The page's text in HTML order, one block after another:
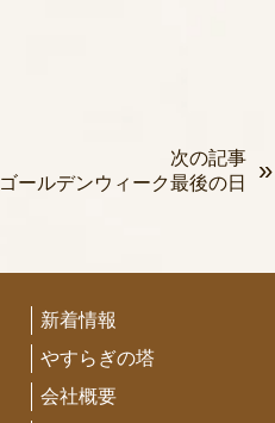
次の記事
ゴールデンウィーク最後の日
新着情報
やすらぎの塔
会社概要